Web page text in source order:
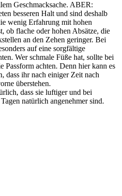
Geschmacksache. ABER:
besseren Halt und sind deshalb
wenig Erfahrung mit hohen
ob flache oder hohen Absätze, die
an den Zehen geringer. Bei
auf eine sorgfältige
Wer schmale Füße hat, sollte bei
Passform achten. Denn hier kann es
dass ihr nach einiger Zeit nach
überstehen.
dass sie luftiger und bei
natürlich angenehmer sind.